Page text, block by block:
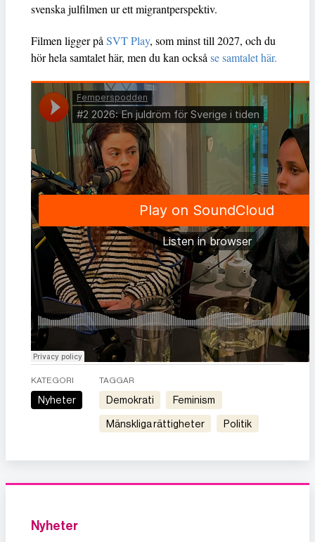
svenska julfilmen ur ett migrantperspektiv.
Filmen ligger påSVT Play, som minst till 2027, och du
hör hela samtalet här, men du kan ocksåse samtalet här.
KATEGORI
Nyheter
TAGGAR
demokrati feminism
mänskliga rättigheter politik
Nyheter